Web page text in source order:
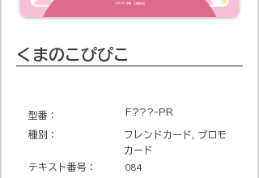
くまのこぴぴこ
​型番​： F???-PR
種別：
フレンドカード, プロモ
カード
テキスト番号​：
084